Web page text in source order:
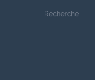
Recherche